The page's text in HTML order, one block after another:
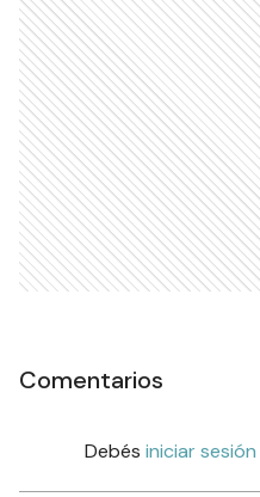
Comentarios
Debés iniciar sesión